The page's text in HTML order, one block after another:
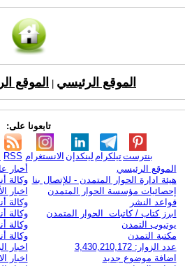
الموقع الرئيسي الموقع
تابعونا على:
RSS الانستغرام لينكدإن تيلكرامبنترست
الموقع الرئيسي
هيئة ادارة الحوار المتمدن - للإتصال بنا
إحصائيات مؤسسة الحوار المتمدن
قواعد النشر
ابرز كتاب / كاتبات الحوار المتمدن
يوتيوب التمدن
مكتبة التمدن
عدد الزوار: 3,430,210,172
اضافة موضوع جديد
أخبار
وكالة
اخبار
وكالة
وكالة
وكالة
وكالة
اخبار
اخبار